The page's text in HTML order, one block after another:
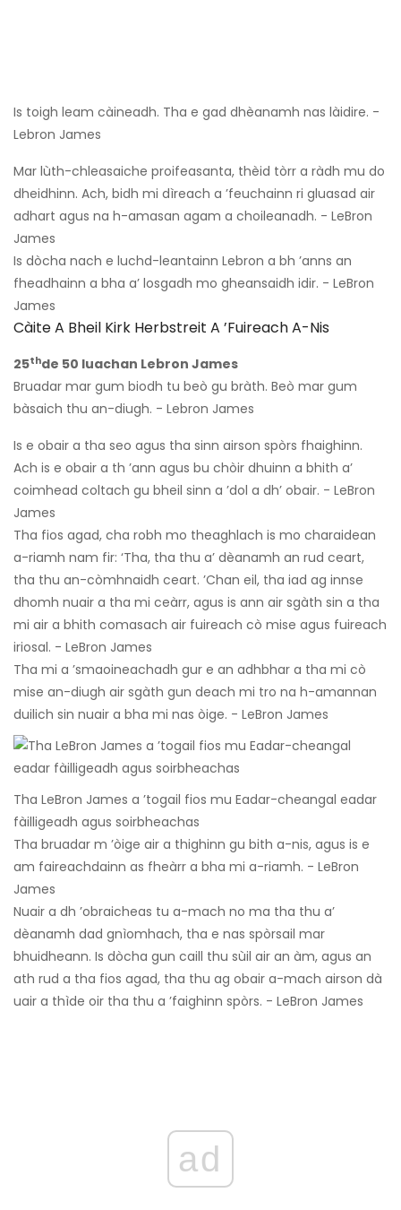
Is toigh leam càineadh. Tha e gad dhèanamh nas làidire. -
Lebron James
Mar lùth-chleasaiche proifeasanta, thèid tòrr a ràdh mu do
dheidhinn. Ach, bidh mi dìreach a ’feuchainn ri gluasad air
adhart agus na h-amasan agam a choileanadh. - LeBron
James
Is dòcha nach e luchd-leantainn Lebron a bh ’anns an
fheadhainn a bha a’ losgadh mo gheansaidh idir. - LeBron
James
Càite A Bheil Kirk Herbstreit A ’fuireach A-Nis
25thde 50 luachan Lebron James
Bruadar mar gum biodh tu beò gu bràth. Beò mar gum
bàsaich thu an-diugh. - Lebron James
Is e obair a tha seo agus tha sinn airson spòrs fhaighinn.
Ach is e obair a th ’ann agus bu chòir dhuinn a bhith a’
coimhead coltach gu bheil sinn a ’dol a dh’ obair. - LeBron
James
Tha fios agad, cha robh mo theaghlach is mo charaidean
a-riamh nam fir: ‘Tha, tha thu a’ dèanamh an rud ceart,
tha thu an-còmhnaidh ceart. ’Chan eil, tha iad ag innse
dhomh nuair a tha mi ceàrr, agus is ann air sgàth sin a tha
mi air a bhith comasach air fuireach cò mise agus fuireach
iriosal. - LeBron James
Tha mi a ’smaoineachadh gur e an adhbhar a tha mi cò
mise an-diugh air sgàth gun deach mi tro na h-amannan
duilich sin nuair a bha mi nas òige. - LeBron James
Tha LeBron James a ’togail fios mu Eadar-cheangal eadar
fàilligeadh agus soirbheachas
Tha bruadar m ’òige air a thighinn gu bith a-nis, agus is e
am faireachdainn as fheàrr a bha mi a-riamh. - LeBron
James
Nuair a dh ’obraicheas tu a-mach no ma tha thu a’
dèanamh dad gnìomhach, tha e nas spòrsail mar
bhuidheann. Is dòcha gun caill thu sùil air an àm, agus an
ath rud a tha fios agad, tha thu ag obair a-mach airson dà
uair a thìde oir tha thu a ’faighinn spòrs. - LeBron James
ad